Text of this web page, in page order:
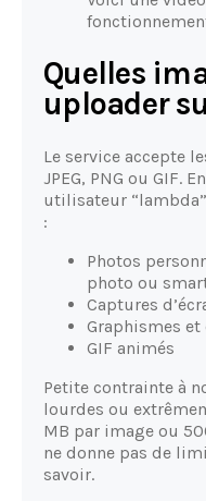
Quelles
uploader
Le service accepte
JPEG, PNG ou GIF.
utilisateur
:
Photos
photo ou
Captures
Graphismes
GIF animés
Petite contrainte à
lourdes ou
MB par image ou
ne donne pas de
savoir.